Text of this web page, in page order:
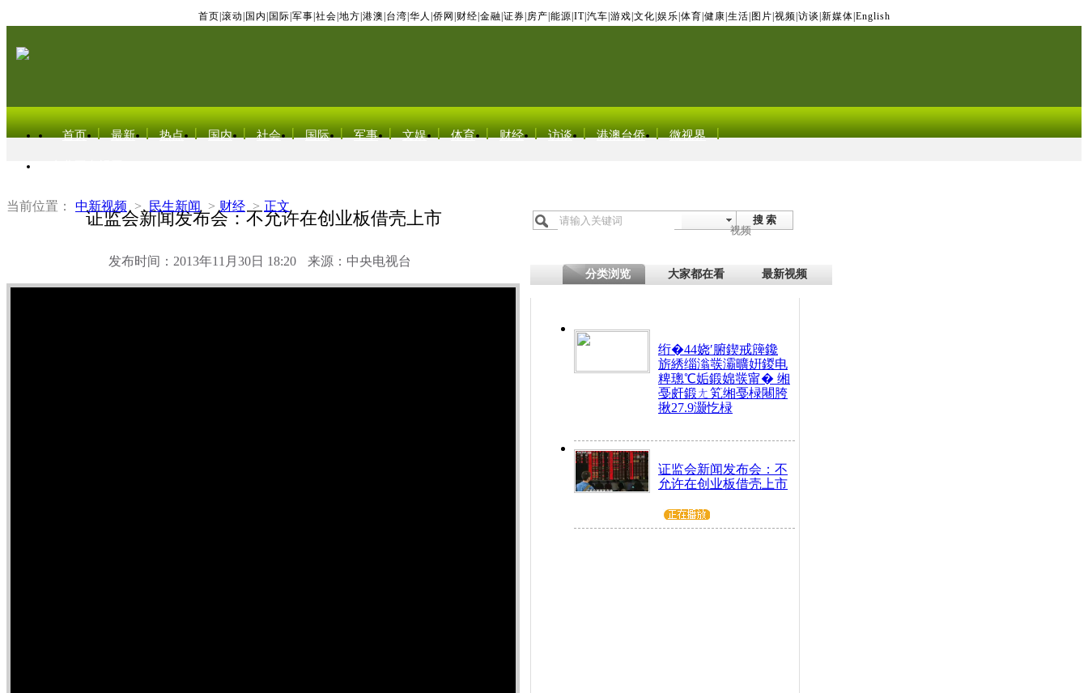
首页 滚动 国内 国际 军事 社会 地方 港澳 台湾 华人 侨网 财经 金融 证券 房产 能源 IT| 汽车 游戏 文化 娱乐 体育 健康 生活 图片 视频 访谈 新媒体 English
首页 最新 热点 国内 社会 国际 军事 文娱 体育 财经 访谈 港澳台侨 微视界
当前位置： 中新视频 > 民生新闻 > 财经 > 正文
证监会新闻发布会：不允许在创业板借壳上市
发布时间：2013年11月30日 18:20 来源：中央电视台
搜 索
视频
分类浏览 大家都在看 最新视频
绗�44娆′腑鍥戒簰鑱
旂綉缁滃彂灞曠姸鍐电
粺璁℃姤鍛婂彂甯� 缃
戞皯鍛ㄤ笂缃戞椂闀胯
揪27.9灏忔椂
证监会新闻发布会：不
允许在创业板借壳上市